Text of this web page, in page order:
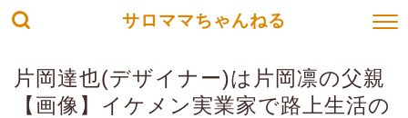
サロママちゃんねる
片岡達也(デザイナー)は片岡凛の父親
【画像】イケメン実業家で路上生活の